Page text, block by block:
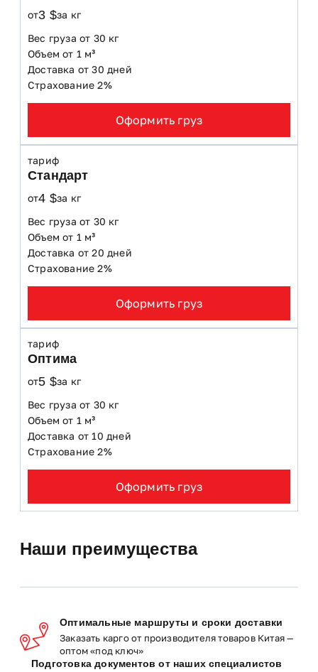
от3 $за кг
Вес груза от 30 кг
Объем от 1 м³
Доставка от 30 дней
Страхование 2%
Оформить груз
тариф
Стандарт
от4 $за кг
Вес груза от 30 кг
Объем от 1 м³
Доставка от 20 дней
Страхование 2%
Оформить груз
тариф
Оптима
от5 $за кг
Вес груза от 30 кг
Объем от 1 м³
Доставка от 10 дней
Страхование 2%
Оформить груз
Наши преимущества
Оптимальные маршруты и сроки доставки
Заказать карго от производителя товаров Китая —
оптом «под ключ»
Подготовка документов от наших специалистов